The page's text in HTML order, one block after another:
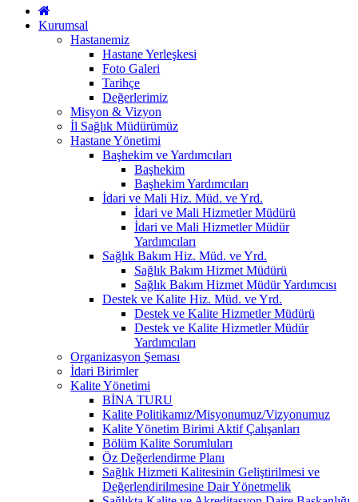
Kurumsal
Hastanemiz
Hastane Yerleşkesi
Foto Galeri
Tarihçe
Değerlerimiz
Misyon & Vizyon
İl Sağlık Müdürümüz
Hastane Yönetimi
Başhekim ve Yardımcıları
Başhekim
Başhekim Yardımcıları
İdari ve Mali Hiz. Müd. ve Yrd.
İdari ve Mali Hizmetler Müdürü
İdari ve Mali Hizmetler Müdür
Yardımcıları
Sağlık Bakım Hiz. Müd. ve Yrd.
Sağlık Bakım Hizmet Müdürü
Sağlık Bakım Hizmet Müdür Yardımcısı
Destek ve Kalite Hiz. Müd. ve Yrd.
Destek ve Kalite Hizmetler Müdürü
Destek ve Kalite Hizmetler Müdür
Yardımcıları
Organizasyon Şeması
İdari Birimler
Kalite Yönetimi
BİNA TURU
Kalite Politikamız/Misyonumuz/Vizyonumuz
Kalite Yönetim Birimi Aktif Çalışanları
Bölüm Kalite Sorumluları
Öz Değerlendirme Planı
Sağlık Hizmeti Kalitesinin Geliştirilmesi ve
Değerlendirilmesine Dair Yönetmelik